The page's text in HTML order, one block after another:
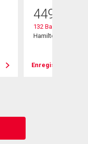
449 944
132 Barlake
Hamilton, ON
Enregistrer